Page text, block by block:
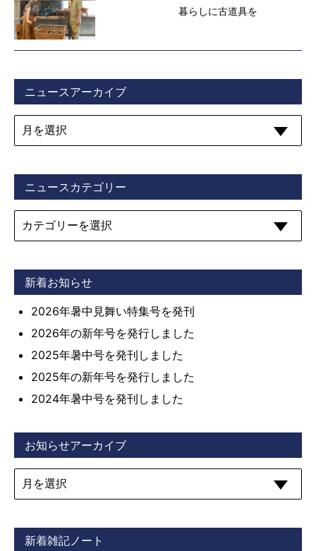
暮らしに古道具を
ニュースアーカイブ
ニュースカテゴリー
新着お知らせ
2026年暑中見舞い特集号を発刊
2026年の新年号を発行しました
2025年暑中号を発刊しました
2025年の新年号を発行しました
2024年暑中号を発刊しました
お知らせアーカイブ
新着雑記ノート